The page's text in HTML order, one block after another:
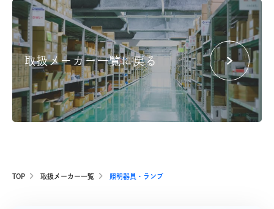
取扱メーカー一覧に戻る
TOP 取扱メーカー一覧 照明器具・ランプ